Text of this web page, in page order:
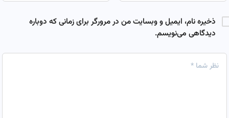
ذخیره نام، ایمیل و وبسایت من در مرورگر برای زمانی که دوباره
دیدگاهی می‌نویسم.